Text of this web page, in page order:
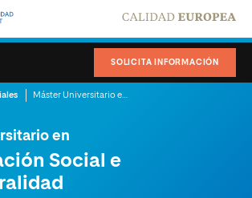
SOLICITA INFORMACIÓN
en
Social e